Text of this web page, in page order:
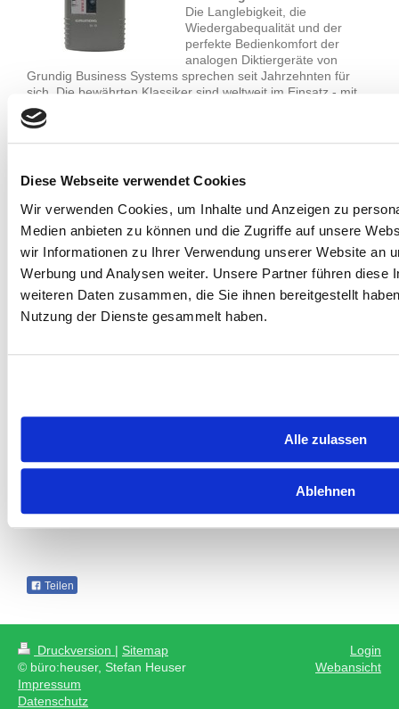
Diese Webseite verwendet Cookies
Wir verwenden Cookies, um Inhalte und Anzeigen zu
Medien anbieten zu können und die Zugriffe auf unsere
wir Informationen zu Ihrer Verwendung unserer Website an
Werbung und Analysen weiter. Unsere Partner führen diese
weiteren Daten zusammen, die Sie ihnen bereitgestellt
Nutzung der Dienste gesammelt haben.
Alle zulassen
Ablehnen
Die Langlebigkeit, die
Wiedergabequalität und der
perfekte Bedienkomfort der
analogen Diktiergeräte von
Grundig Business Systems sprechen seit Jahrzehnten für
sich. Die bewährten Klassiker sind weltweit im Einsatz - mit
der >>Steno-Cassette 30<< - der deutschen DIN-Norm -
oder der >>Microcassette<<, dem international
meistgebrauchten Kassettensystem.
vorbereitet: Das analoge Zubehör kann weiter genutzt
werden. Außerdem haben Sie mit der Stenorette digital Sd
4240 die flexible Schnittstelle zur digitalen Welt.
Als einer der wenigen Hersteller bietet Grundig Business
Systems die langfristige Verfügbarkeit bei analogen Diktier-
und Wiedergabesystemen.
Teilen
Druckversion | Sitemap
© büro:heuser, Stefan Heuser
Impressum
Datenschutz
Login
Webansicht